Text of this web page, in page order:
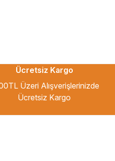
Ücretsiz Kargo
Üzeri Alışverişlerinizde
Ücretsiz Kargo